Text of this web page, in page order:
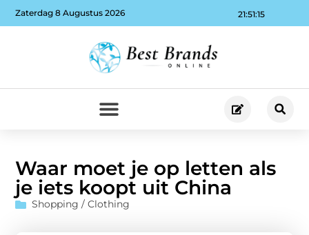
21:51:16
Zaterdag 8 Augustus 2026
Waar moet je op letten als
je iets koopt uit China
Shopping / Clothing